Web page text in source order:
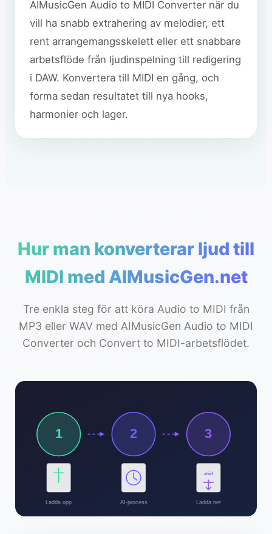
AIMusicGen Audio to MIDI Converter när du
vill ha snabb extrahering av melodier, ett
rent arrangemangsskelett eller ett snabbare
arbetsflöde från ljudinspelning till redigering
i DAW. Konvertera till MIDI en gång, och
forma sedan resultatet till nya hooks,
harmonier och lager.
Hur man konverterar ljud till
MIDI med AIMusicGen.net
Tre enkla steg för att köra Audio to MIDI från
MP3 eller WAV med AIMusicGen Audio to MIDI
Converter och Convert to MIDI-arbetsflödet.
1
Ladda upp
2
AI-process
3
.mid
Ladda ner